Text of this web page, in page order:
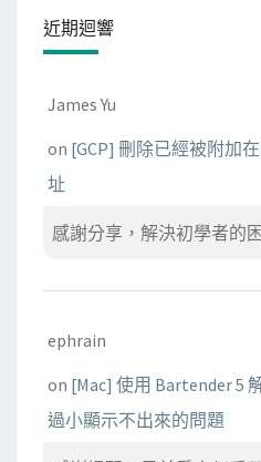
近期迴響
James Yu
on [GCP] 刪除已經被附加
址
感謝分享，解決初學者的
ephrain
on [Mac] 使用 Bartender 5
過小顯示不出來的問題